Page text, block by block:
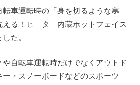
車運転時の「身を切るような寒
える！ヒーター内蔵ホットフェイス
た。
や自転車運転時だけでなくアウトド
ー・スノーボードなどのスポーツ